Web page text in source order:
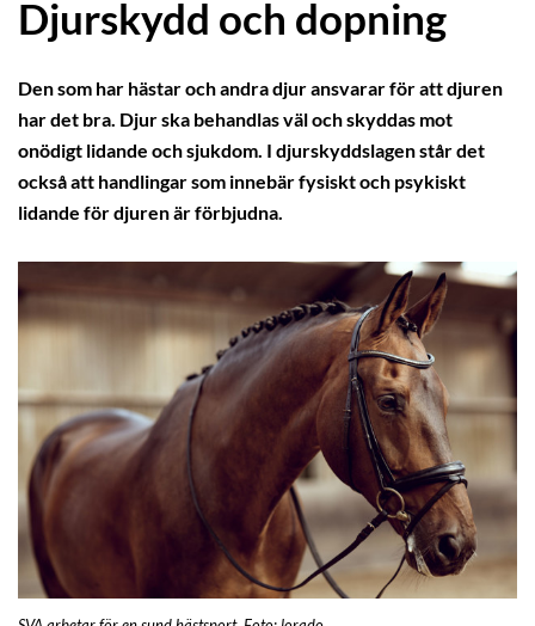
Djurskydd och dopning
Den som har hästar och andra djur ansvarar för att djuren
har det bra. Djur ska behandlas väl och skyddas mot
onödigt lidande och sjukdom. I djurskyddslagen står det
också att handlingar som innebär fysiskt och psykiskt
lidande för djuren är förbjudna.